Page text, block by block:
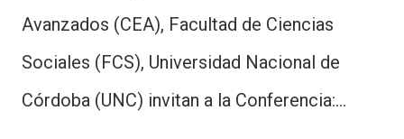
Avanzados (CEA), Facultad de Ciencias
Sociales (FCS), Universidad Nacional de
Córdoba (UNC) invitan a la Conferencia:…